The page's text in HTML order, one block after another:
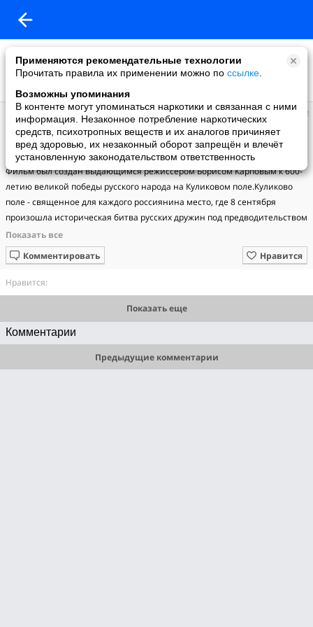
Применяются рекомендательные технологии
Прочитать правила их применении можно по ссылке
Возможны упоминания
В контенте могут упоминаться наркотики и связанная с ними
информация. Незаконное потребление наркотических
средств, психотропных веществ и их аналогов причиняет
вред здоровью, их незаконный оборот запрещён и влечёт
установленную законодательством ответственность
Православное сообщество
добавил видео
31.05.2018
На поле Куликовом (1980)
Фильм был создан выдающимся режиссером Борисом Карповым к 600-
летию великой победы русского народа на Куликовом поле.Куликово
поле - священное для каждого россиянина место, где 8 сентября
произошла историческая битва русских дружин под предводительством
Дмитрия Донского с монголо-татарскими полчищами Мамая.Режиссер:
Борис Карпов.Год выпуска: 1980
Нравится
Комментировать
Нравится:
Показать еще
Комментарии
Предыдущие комментарии